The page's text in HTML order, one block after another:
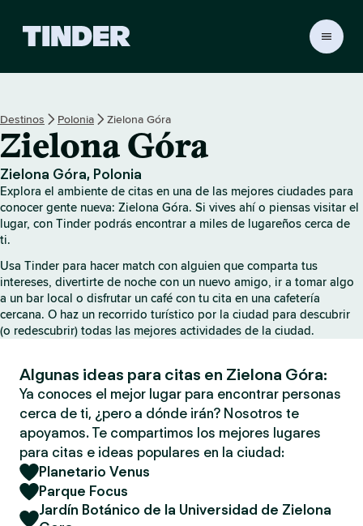
o
d
e
T
i
n
d
Destinos Polonia Zielona Góra
Zielona Góra
Zielona Góra, Polonia
Explora el ambiente de citas en una de las mejores ciudades para
conocer gente nueva: Zielona Góra. Si vives ahí o piensas visitar el
lugar, con Tinder podrás encontrar a miles de lugareños cerca de
ti.
Usa Tinder para hacer match con alguien que comparta tus
intereses, divertirte de noche con un nuevo amigo, ir a tomar algo
a un bar local o disfrutar un café con tu cita en una cafetería
cercana. O haz un recorrido turístico por la ciudad para descubrir
(o redescubrir) todas las mejores actividades de la ciudad.
Algunas ideas para citas en Zielona Góra:
Ya conoces el mejor lugar para encontrar personas
cerca de ti, ¿pero a dónde irán? Nosotros te
apoyamos. Te compartimos los mejores lugares
para citas e ideas populares en la ciudad:
Planetario Venus
Parque Focus
Jardín Botánico de la Universidad de Zielona